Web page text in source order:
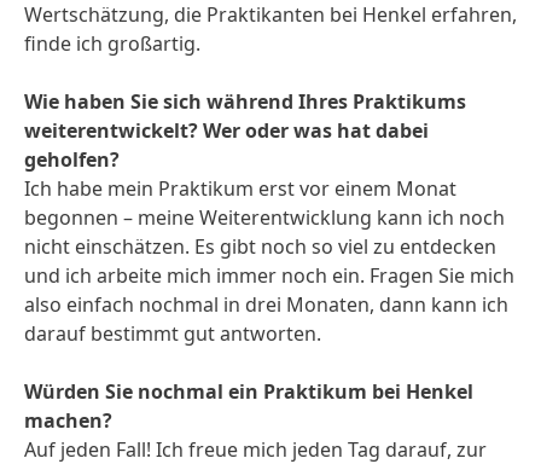
Wertschätzung, die Praktikanten bei Henkel erfahren,
finde ich großartig.
Wie haben Sie sich während Ihres Praktikums
weiterentwickelt? Wer oder was hat dabei
geholfen?
Ich habe mein Praktikum erst vor einem Monat
begonnen – meine Weiterentwicklung kann ich noch
nicht einschätzen. Es gibt noch so viel zu entdecken
und ich arbeite mich immer noch ein. Fragen Sie mich
also einfach nochmal in drei Monaten, dann kann ich
darauf bestimmt gut antworten.
Würden Sie nochmal ein Praktikum bei Henkel
machen?
Auf jeden Fall! Ich freue mich jeden Tag darauf, zur